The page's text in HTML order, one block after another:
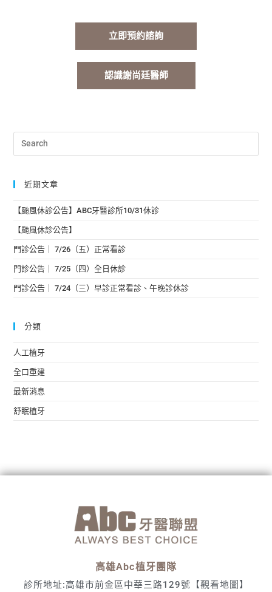
立即預約諮詢
認識謝尚廷醫師
近期文章
【颱風休診公告】ABC牙醫診所10/31休診
【颱風休診公告】
門診公告｜ 7/26（五）正常看診
門診公告｜ 7/25（四）全日休診
門診公告｜ 7/24（三）早診正常看診、午晚診休診
分類
人工植牙
全口重建
最新消息
舒眠植牙
高雄Abc植牙團隊
診所地址:高雄市前金區中華三路129號 【觀看地圖】